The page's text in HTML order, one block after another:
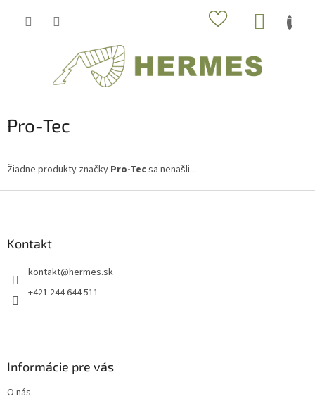
Pro-Tec
Žiadne produkty značky Pro-Tecsa nenašli...
Kontakt
kontakt@hermes.sk
+421 244 644 511
Informácie pre vás
O nás